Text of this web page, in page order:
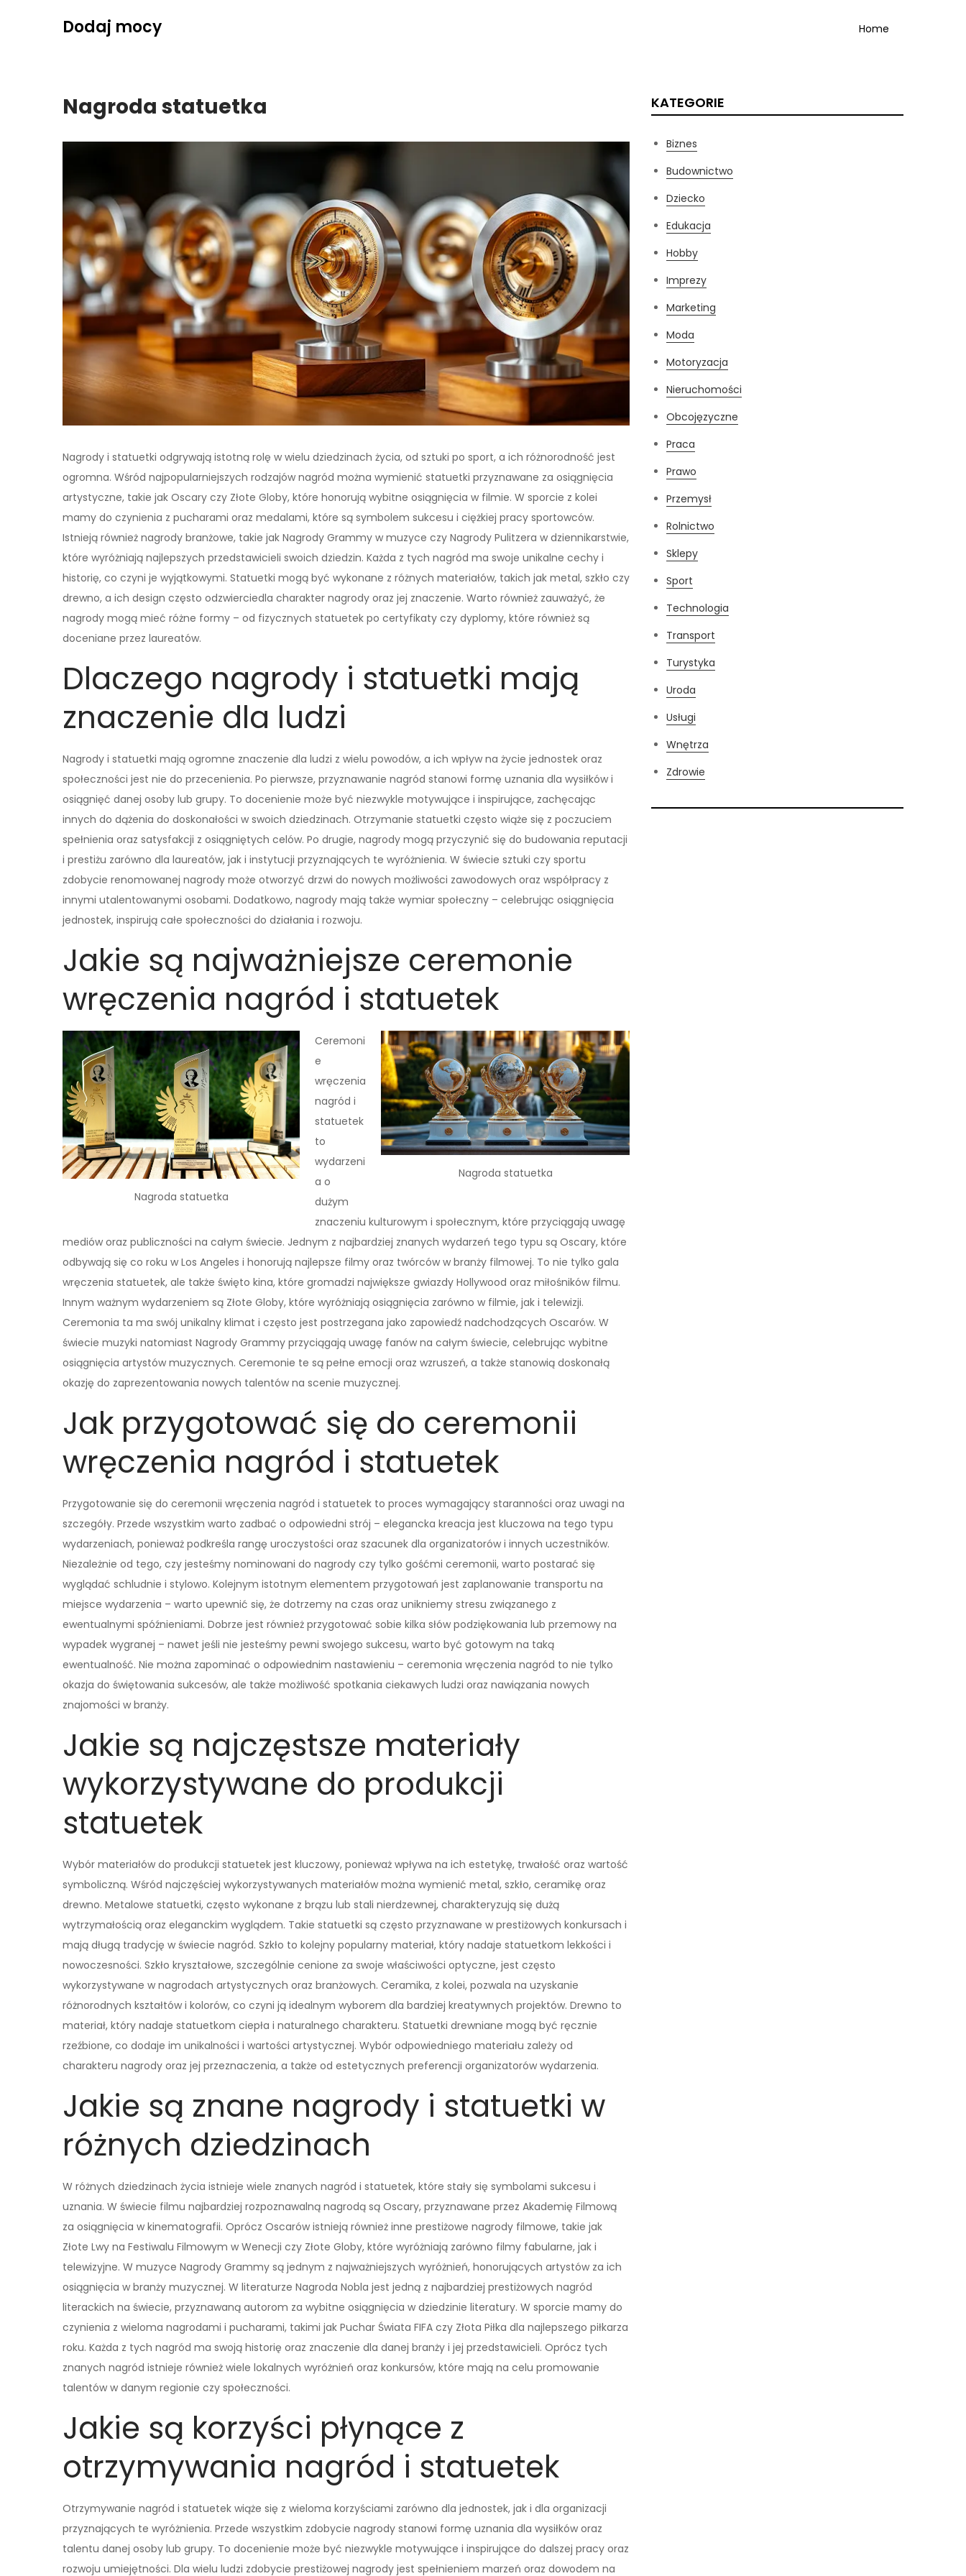
Dodaj mocy Home
Nagroda statuetka
Nagrody i statuetki odgrywają istotną rolę w wielu dziedzinach życia, od sztuki po sport, a ich różnorodność jest
ogromna. Wśród najpopularniejszych rodzajów nagród można wymienić statuetki przyznawane za osiągnięcia
artystyczne, takie jak Oscary czy Złote Globy, które honorują wybitne osiągnięcia w filmie. W sporcie z kolei
mamy do czynienia z pucharami oraz medalami, które są symbolem sukcesu i ciężkiej pracy sportowców.
Istnieją również nagrody branżowe, takie jak Nagrody Grammy w muzyce czy Nagrody Pulitzera w dziennikarstwie,
które wyróżniają najlepszych przedstawicieli swoich dziedzin. Każda z tych nagród ma swoje unikalne cechy i
historię, co czyni je wyjątkowymi. Statuetki mogą być wykonane z różnych materiałów, takich jak metal, szkło czy
drewno, a ich design często odzwierciedla charakter nagrody oraz jej znaczenie. Warto również zauważyć, że
nagrody mogą mieć różne formy – od fizycznych statuetek po certyfikaty czy dyplomy, które również są
doceniane przez laureatów.
Dlaczego nagrody i statuetki mają
znaczenie dla ludzi
Nagrody i statuetki mają ogromne znaczenie dla ludzi z wielu powodów, a ich wpływ na życie jednostek oraz
społeczności jest nie do przecenienia. Po pierwsze, przyznawanie nagród stanowi formę uznania dla wysiłków i
osiągnięć danej osoby lub grupy. To docenienie może być niezwykle motywujące i inspirujące, zachęcając
innych do dążenia do doskonałości w swoich dziedzinach. Otrzymanie statuetki często wiąże się z poczuciem
spełnienia oraz satysfakcji z osiągniętych celów. Po drugie, nagrody mogą przyczynić się do budowania reputacji
i prestiżu zarówno dla laureatów, jak i instytucji przyznających te wyróżnienia. W świecie sztuki czy sportu
zdobycie renomowanej nagrody może otworzyć drzwi do nowych możliwości zawodowych oraz współpracy z
innymi utalentowanymi osobami. Dodatkowo, nagrody mają także wymiar społeczny – celebrując osiągnięcia
jednostek, inspirują całe społeczności do działania i rozwoju.
Jakie są najważniejsze ceremonie
wręczenia nagród i statuetek
Nagroda statuetka
Nagroda statuetka
Ceremoni
e
wręczenia
nagród i
statuetek
to
wydarzeni
a o
dużym
znaczeniu kulturowym i społecznym, które przyciągają uwagę
mediów oraz publiczności na całym świecie. Jednym z najbardziej znanych wydarzeń tego typu są Oscary, które
odbywają się co roku w Los Angeles i honorują najlepsze filmy oraz twórców w branży filmowej. To nie tylko gala
wręczenia statuetek, ale także święto kina, które gromadzi największe gwiazdy Hollywood oraz miłośników filmu.
Innym ważnym wydarzeniem są Złote Globy, które wyróżniają osiągnięcia zarówno w filmie, jak i telewizji.
Ceremonia ta ma swój unikalny klimat i często jest postrzegana jako zapowiedź nadchodzących Oscarów. W
świecie muzyki natomiast Nagrody Grammy przyciągają uwagę fanów na całym świecie, celebrując wybitne
osiągnięcia artystów muzycznych. Ceremonie te są pełne emocji oraz wzruszeń, a także stanowią doskonałą
okazję do zaprezentowania nowych talentów na scenie muzycznej.
Jak przygotować się do ceremonii
wręczenia nagród i statuetek
Przygotowanie się do ceremonii wręczenia nagród i statuetek to proces wymagający staranności oraz uwagi na
szczegóły. Przede wszystkim warto zadbać o odpowiedni strój – elegancka kreacja jest kluczowa na tego typu
wydarzeniach, ponieważ podkreśla rangę uroczystości oraz szacunek dla organizatorów i innych uczestników.
Niezależnie od tego, czy jesteśmy nominowani do nagrody czy tylko gośćmi ceremonii, warto postarać się
wyglądać schludnie i stylowo. Kolejnym istotnym elementem przygotowań jest zaplanowanie transportu na
miejsce wydarzenia – warto upewnić się, że dotrzemy na czas oraz unikniemy stresu związanego z
ewentualnymi spóźnieniami. Dobrze jest również przygotować sobie kilka słów podziękowania lub przemowy na
wypadek wygranej – nawet jeśli nie jesteśmy pewni swojego sukcesu, warto być gotowym na taką
ewentualność. Nie można zapominać o odpowiednim nastawieniu – ceremonia wręczenia nagród to nie tylko
okazja do świętowania sukcesów, ale także możliwość spotkania ciekawych ludzi oraz nawiązania nowych
znajomości w branży.
Jakie są najczęstsze materiały
wykorzystywane do produkcji
statuetek
Wybór materiałów do produkcji statuetek jest kluczowy, ponieważ wpływa na ich estetykę, trwałość oraz wartość
symboliczną. Wśród najczęściej wykorzystywanych materiałów można wymienić metal, szkło, ceramikę oraz
drewno. Metalowe statuetki, często wykonane z brązu lub stali nierdzewnej, charakteryzują się dużą
wytrzymałością oraz eleganckim wyglądem. Takie statuetki są często przyznawane w prestiżowych konkursach i
mają długą tradycję w świecie nagród. Szkło to kolejny popularny materiał, który nadaje statuetkom lekkości i
nowoczesności. Szkło kryształowe, szczególnie cenione za swoje właściwości optyczne, jest często
wykorzystywane w nagrodach artystycznych oraz branżowych. Ceramika, z kolei, pozwala na uzyskanie
różnorodnych kształtów i kolorów, co czyni ją idealnym wyborem dla bardziej kreatywnych projektów. Drewno to
materiał, który nadaje statuetkom ciepła i naturalnego charakteru. Statuetki drewniane mogą być ręcznie
rzeźbione, co dodaje im unikalności i wartości artystycznej. Wybór odpowiedniego materiału zależy od
charakteru nagrody oraz jej przeznaczenia, a także od estetycznych preferencji organizatorów wydarzenia.
Jakie są znane nagrody i statuetki w
różnych dziedzinach
W różnych dziedzinach życia istnieje wiele znanych nagród i statuetek, które stały się symbolami sukcesu i
uznania. W świecie filmu najbardziej rozpoznawalną nagrodą są Oscary, przyznawane przez Akademię Filmową
za osiągnięcia w kinematografii. Oprócz Oscarów istnieją również inne prestiżowe nagrody filmowe, takie jak
Złote Lwy na Festiwalu Filmowym w Wenecji czy Złote Globy, które wyróżniają zarówno filmy fabularne, jak i
telewizyjne. W muzyce Nagrody Grammy są jednym z najważniejszych wyróżnień, honorujących artystów za ich
osiągnięcia w branży muzycznej. W literaturze Nagroda Nobla jest jedną z najbardziej prestiżowych nagród
literackich na świecie, przyznawaną autorom za wybitne osiągnięcia w dziedzinie literatury. W sporcie mamy do
czynienia z wieloma nagrodami i pucharami, takimi jak Puchar Świata FIFA czy Złota Piłka dla najlepszego piłkarza
roku. Każda z tych nagród ma swoją historię oraz znaczenie dla danej branży i jej przedstawicieli. Oprócz tych
znanych nagród istnieje również wiele lokalnych wyróżnień oraz konkursów, które mają na celu promowanie
talentów w danym regionie czy społeczności.
Jakie są korzyści płynące z
otrzymywania nagród i statuetek
Otrzymywanie nagród i statuetek wiąże się z wieloma korzyściami zarówno dla jednostek, jak i dla organizacji
przyznających te wyróżnienia. Przede wszystkim zdobycie nagrody stanowi formę uznania dla wysiłków oraz
talentu danej osoby lub grupy. To docenienie może być niezwykle motywujące i inspirujące do dalszej pracy oraz
rozwoju umiejętności. Dla wielu ludzi zdobycie prestiżowej nagrody jest spełnieniem marzeń oraz dowodem na
KATEGORIE
Biznes
Budownictwo
Dziecko
Edukacja
Hobby
Imprezy
Marketing
Moda
Motoryzacja
Nieruchomości
Obcojęzyczne
Praca
Prawo
Przemysł
Rolnictwo
Sklepy
Sport
Technologia
Transport
Turystyka
Uroda
Usługi
Wnętrza
Zdrowie